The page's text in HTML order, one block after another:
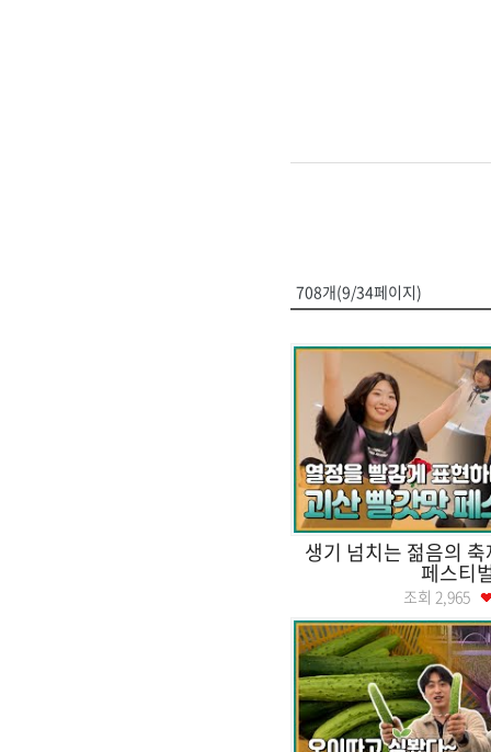
708개(9/34페이지)
생기 넘치는 젊음의
페스티
조회 2,965